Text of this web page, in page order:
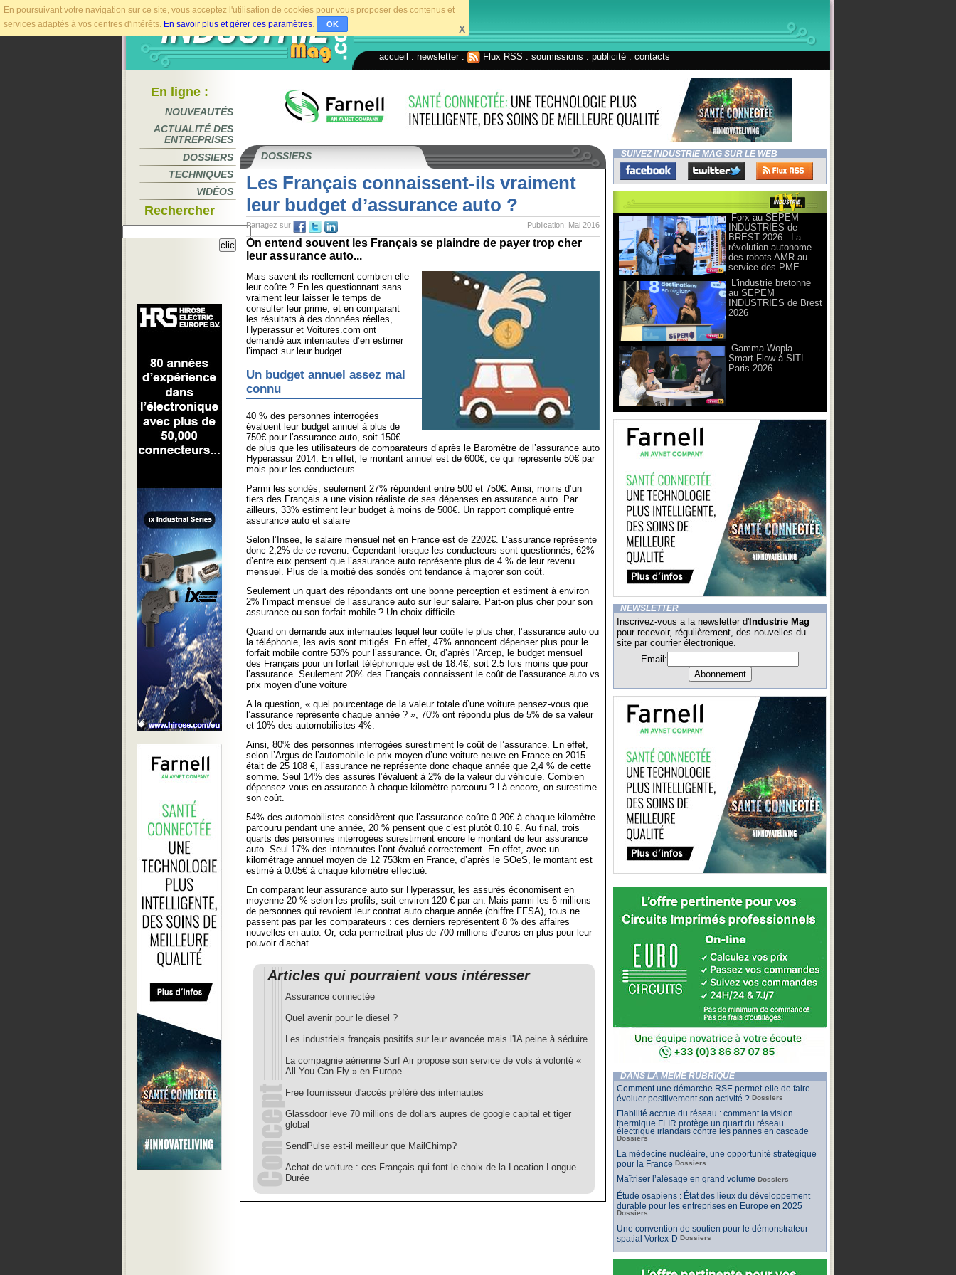
En poursuivant votre navigation sur ce site, vous acceptez l'utilisation de cookies pour vous proposer des contenus et
services adaptés à vos centres d'intérêts. En savoir plus et gérer ces paramètres. OK X
accueil newsletter. Flux RSS soumissions publicité contacts
En ligne :
NOUVEAUTÉS
ACTUALITÉ DES
ENTREPRISES
DOSSIERS
TECHNIQUES
VIDÉOS
Rechercher
DOSSIERS
Les Français connaissent-ils vraiment
leur budget d’assurance auto ?
Publication: Mai 2016
Partagez sur
On entend souvent les Français se plaindre de payer trop cher
leur assurance auto...
Mais savent-ils réellement combien elle
leur coûte ? En les questionnant sans
vraiment leur laisser le temps de
consulter leur prime, et en comparant
les résultats à des données réelles,
Hyperassur et Voitures.com ont
demandé aux internautes d’en estimer
l’impact sur leur budget.
Un budget annuel assez mal
connu
40 % des personnes interrogées
évaluent leur budget annuel à plus de
750€ pour l’assurance auto, soit 150€
de plus que les utilisateurs de comparateurs d’après le Baromètre de l’assurance auto
Hyperassur 2014. En effet, le montant annuel est de 600€, ce qui représente 50€ par
mois pour les conducteurs.
Parmi les sondés, seulement 27% répondent entre 500 et 750€. Ainsi, moins d’un
tiers des Français a une vision réaliste de ses dépenses en assurance auto. Par
ailleurs, 33% estiment leur budget à moins de 500€. Un rapport compliqué entre
assurance auto et salaire
Selon l’Insee, le salaire mensuel net en France est de 2202€. L’assurance représente
donc 2,2% de ce revenu. Cependant lorsque les conducteurs sont questionnés, 62%
d’entre eux pensent que l’assurance auto représente plus de 4 % de leur revenu
mensuel. Plus de la moitié des sondés ont tendance à majorer son coût.
Seulement un quart des répondants ont une bonne perception et estiment à environ
2% l’impact mensuel de l’assurance auto sur leur salaire. Pait-on plus cher pour son
assurance ou son forfait mobile ? Un choix difficile
Quand on demande aux internautes lequel leur coûte le plus cher, l’assurance auto ou
la téléphonie, les avis sont mitigés. En effet, 47% annoncent dépenser plus pour le
forfait mobile contre 53% pour l’assurance. Or, d’après l’Arcep, le budget mensuel
des Français pour un forfait téléphonique est de 18.4€, soit 2.5 fois moins que pour
l’assurance. Seulement 20% des Français connaissent le coût de l’assurance auto vs
prix moyen d’une voiture
A la question, « quel pourcentage de la valeur totale d’une voiture pensez-vous que
l’assurance représente chaque année ? », 70% ont répondu plus de 5% de sa valeur
et 10% des automobilistes 4%.
Ainsi, 80% des personnes interrogées surestiment le coût de l’assurance. En effet,
selon l’Argus de l’automobile le prix moyen d’une voiture neuve en France en 2015
était de 25 108 €, l’assurance ne représente donc chaque année que 2,4 % de cette
somme. Seul 14% des assurés l’évaluent à 2% de la valeur du véhicule. Combien
dépensez-vous en assurance à chaque kilomètre parcouru ? Là encore, on surestime
son coût.
54% des automobilistes considèrent que l’assurance coûte 0.20€ à chaque kilomètre
parcouru pendant une année, 20 % pensent que c’est plutôt 0.10 €. Au final, trois
quarts des personnes interrogées surestiment encore le montant de leur assurance
auto. Seul 17% des internautes l’ont évalué correctement. En effet, avec un
kilométrage annuel moyen de 12 753km en France, d’après le SOeS, le montant est
estimé à 0.05€ à chaque kilomètre effectué.
En comparant leur assurance auto sur Hyperassur, les assurés économisent en
moyenne 20 % selon les profils, soit environ 120 € par an. Mais parmi les 6 millions
de personnes qui revoient leur contrat auto chaque année (chiffre FFSA), tous ne
passent pas par les comparateurs : ces derniers représentent 8 % des affaires
nouvelles en auto. Or, cela permettrait plus de 700 millions d’euros en plus pour leur
pouvoir d’achat.
Articles qui pourraient vous intéresser
Assurance connectée
Quel avenir pour le diesel ?
Les industriels français positifs sur leur avancée mais l'IA peine à séduire
La compagnie aérienne Surf Air propose son service de vols à volonté «
All-You-Can-Fly » en Europe
Free fournisseur d'accès préféré des internautes
Glassdoor leve 70 millions de dollars aupres de google capital et tiger
global
SendPulse est-il meilleur que MailChimp?
Achat de voiture : ces Français qui font le choix de la Location Longue
Durée
SUIVEZ INDUSTRIE MAG SUR LE WEB
Forx au SEPEM
INDUSTRIES de
BREST 2026 : La
révolution autonome
des robots AMR au
service des PME
L'industrie bretonne
au SEPEM
INDUSTRIES de Brest
2026
Gamma Wopla
Smart-Flow à SITL
Paris 2026
NEWSLETTER
Inscrivez-vous a la newsletter d' Industrie Mag
pour recevoir, régulièrement, des nouvelles du
site par courrier électronique.
Email:
DANS LA MÊME RUBRIQUE
Comment une démarche RSE permet-elle de faire
évoluer positivement son activité ? Dossiers
Fiabilité accrue du réseau : comment la vision
thermique FLIR protège un quart du réseau
électrique irlandais contre les pannes en cascade
Dossiers
La médecine nucléaire, une opportunité stratégique
pour la France Dossiers
Maîtriser l’alésage en grand volume Dossiers
Étude osapiens : État des lieux du développement
durable pour les entreprises en Europe en 2025
Dossiers
Une convention de soutien pour le démonstrateur
spatial Vortex-D Dossiers